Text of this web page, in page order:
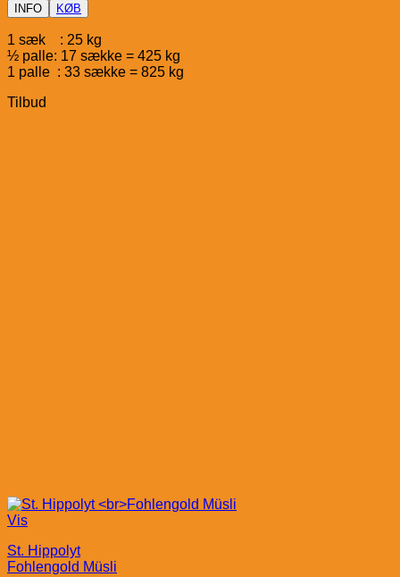
INFO KØB
1 sæk : 25 kg
½ palle: 17 sække = 425 kg
1 palle : 33 sække = 825 kg
Tilbud
Vis
St. Hippolyt
Fohlengold Müsli